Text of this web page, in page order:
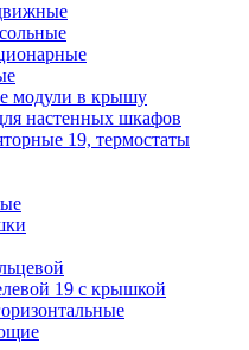
модули в крышу
настенных шкафов
19, термостаты
19 с крышкой